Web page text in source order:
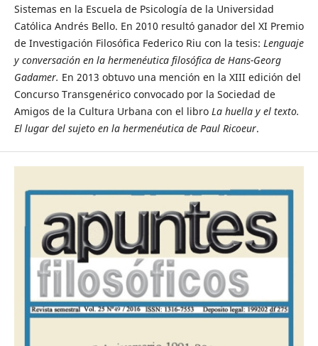
Sistemas en la Escuela de Psicología de la Universidad
Católica Andrés Bello. En 2010 resultó ganador del XI Premio
de Investigación Filosófica Federico Riu con la tesis: Lenguaje
y conversación en la hermenéutica filosófica de Hans-Georg
Gadamer. En 2013 obtuvo una mención en la XIII edición del
Concurso Transgenérico convocado por la Sociedad de
Amigos de la Cultura Urbana con el libro La huella y el texto.
El lugar del sujeto en la hermenéutica de Paul Ricoeur.